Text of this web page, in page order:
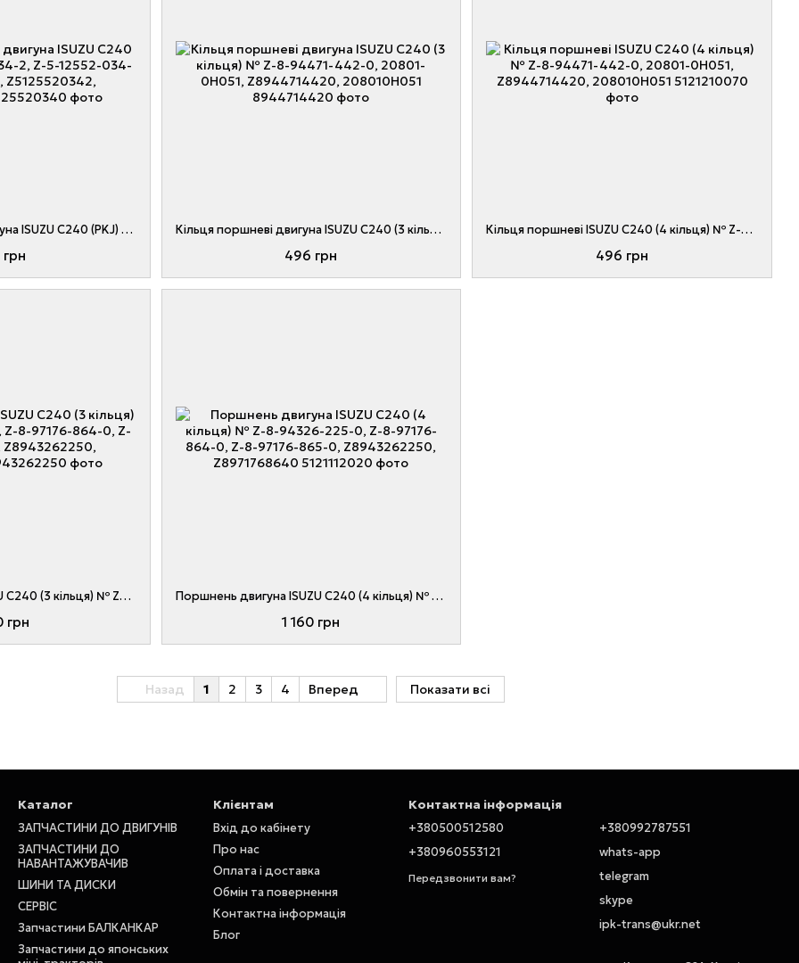
Клапан випускний двигуна ISUZU C240 (PKJ) № Z-5-12552-034-2, Z-5-12552-034-0, 20801-0Z161, Z5125520342, Z5125520340 Кільця поршневі двигуна ISUZU C240 (3 кільця) № Z-8-94471-442-0, 20801-0H051, Z8944714420, 208010H051
496 грн
Кільця поршневі ISUZU C240 (4 кільця) № Z-8-94471-442-0, 20801-0H051, Z8944714420, 208010H051
496 грн
Поршень двигуна ISUZU C240 (3 кільця) № Z-8-94326-225-0, Z-8-97176-864-0, Z-8-97176-865-0, Z8943262250, Z8971768640
грн
Поршнень двигуна ISUZU C240 (4 кільця) № Z-8-94326-225-0, Z-8-97176-864-0, Z-8-97176-865-0, Z8943262250, Z8971768640
1 160 грн
Назад 1 2 3 4 Вперед Показати всі
Каталог
ЗАПЧАСТИНИ ДО ДВИГУНІВ
ЗАПЧАСТИНИ ДО
НАВАНТАЖУВАЧИВ
ШИНИ ТА ДИСКИ
СЕРВІС
Запчастини БАЛКАНКАР
Запчастини до японських
Клієнтам
Вхід до кабінету
Про нас
Оплата і доставка
Обмін та повернення
Контактна інформація
Блог
Контактна інформація
+380500512580
+380960553121
Передзвонити вам?
+380992787551
whats-app
telegram
skype
ipk-trans@ukr.net